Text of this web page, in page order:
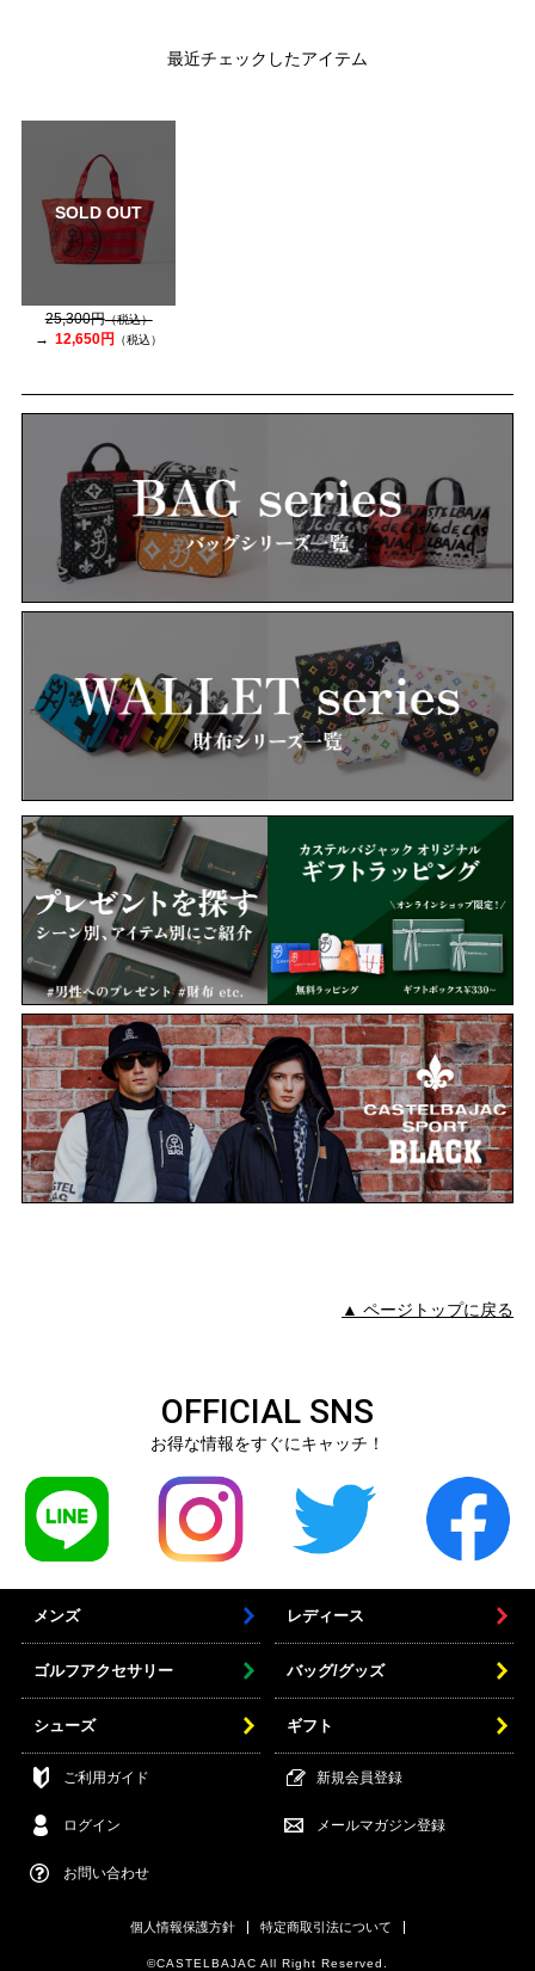
最近チェックしたアイテム
SOLD OUT
25,300円（税込）
12,650円 （税込）
▲ ページトップに戻る
OFFICIAL SNS
お得な情報をすぐにキャッチ！
メンズ レディース
ゴルフアクセサリー バッグ/グッズ
シューズ ギフト
ご利用ガイド 新規会員登録
ログイン メールマガジン登録
お問い合わせ
個人情報保護方針 特定商取引法について
©CASTELBAJAC All Right Reserved.